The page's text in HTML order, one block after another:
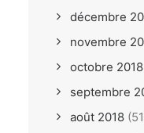
décembre
novembre
octobre 2018
septembre
août 2018